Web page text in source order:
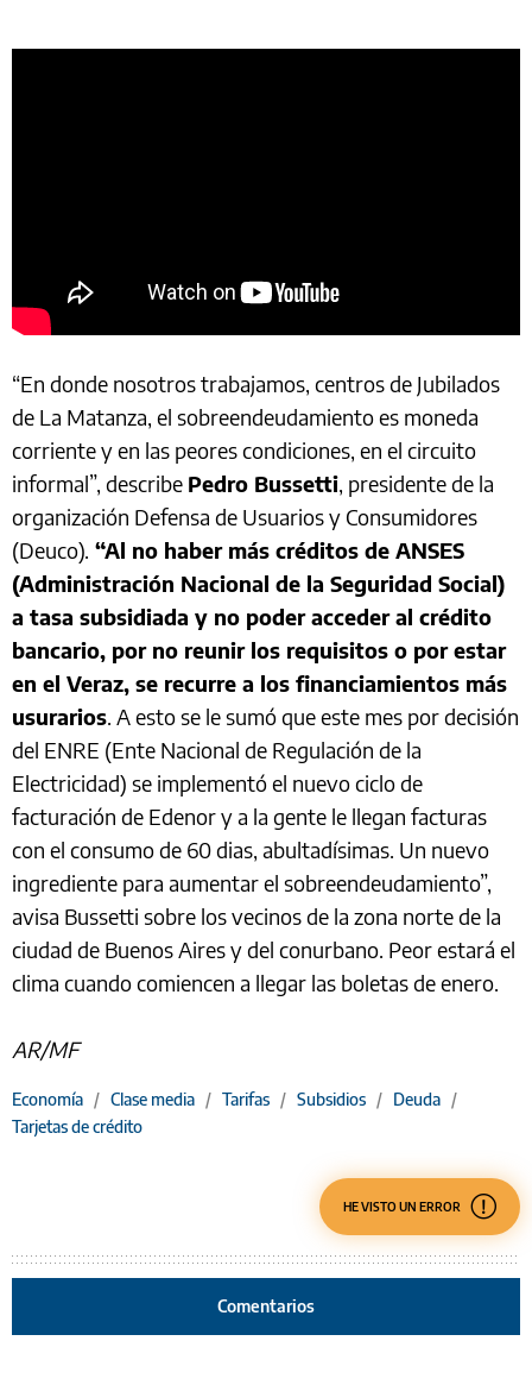
“En donde nosotros trabajamos, centros de Jubilados
de La Matanza, el sobreendeudamiento es moneda
corriente y en las peores condiciones, en el circuito
informal”, describe Pedro Bussetti, presidente de la
organización Defensa de Usuarios y Consumidores
(Deuco). “Al no haber más créditos de ANSES
(Administración Nacional de la Seguridad Social)
a tasa subsidiada y no poder acceder al crédito
bancario, por no reunir los requisitos o por estar
en el Veraz, se recurre a los financiamientos más
usurarios. A esto se le sumó que este mes por decisión
del ENRE (Ente Nacional de Regulación de la
Electricidad) se implementó el nuevo ciclo de
facturación de Edenor y a la gente le llegan facturas
con el consumo de 60 dias, abultadísimas. Un nuevo
ingrediente para aumentar el sobreendeudamiento”,
avisa Bussetti sobre los vecinos de la zona norte de la
ciudad de Buenos Aires y del conurbano. Peor estará el
clima cuando comiencen a llegar las boletas de enero.
AR/MF
Economía / Clase media / Tarifas / Subsidios / Deuda /
Tarjetas de crédito
HE VISTO UN ERROR
Comentarios